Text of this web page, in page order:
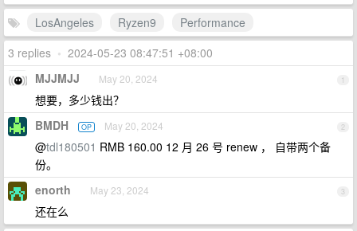
LosAngeles
Ryzen9
Performance
3 replies • 2024-05-23 08:47:51 +08:00
1
MJJMJJ May 20, 2024
想要，多少钱出？
2
BMDH OP May 20, 2024
@tdl180501 RMB 160.00 12 月 26 号 renew ， 自带两个备
份。
3
enorth May 23, 2024
还在么